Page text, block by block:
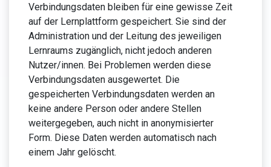
Verbindungsdaten bleiben für eine gewisse Zeit
auf der Lernplattform gespeichert. Sie sind der
Administration und der Leitung des jeweiligen
Lernraums zugänglich, nicht jedoch anderen
Nutzer/innen. Bei Problemen werden diese
Verbindungsdaten ausgewertet. Die
gespeicherten Verbindungsdaten werden an
keine andere Person oder andere Stellen
weitergegeben, auch nicht in anonymisierter
Form. Diese Daten werden automatisch nach
einem Jahr gelöscht.